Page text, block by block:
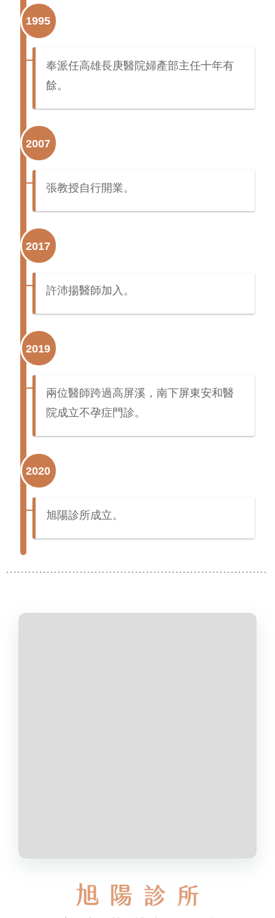
1995
奉派任高雄長庚醫院婦產部主任十年有
餘。
2007
張教授自行開業。
2017
許沛揚醫師加入。
2019
兩位醫師跨過高屏溪，南下屏東安和醫
院成立不孕症門診。
2020
旭陽診所成立。